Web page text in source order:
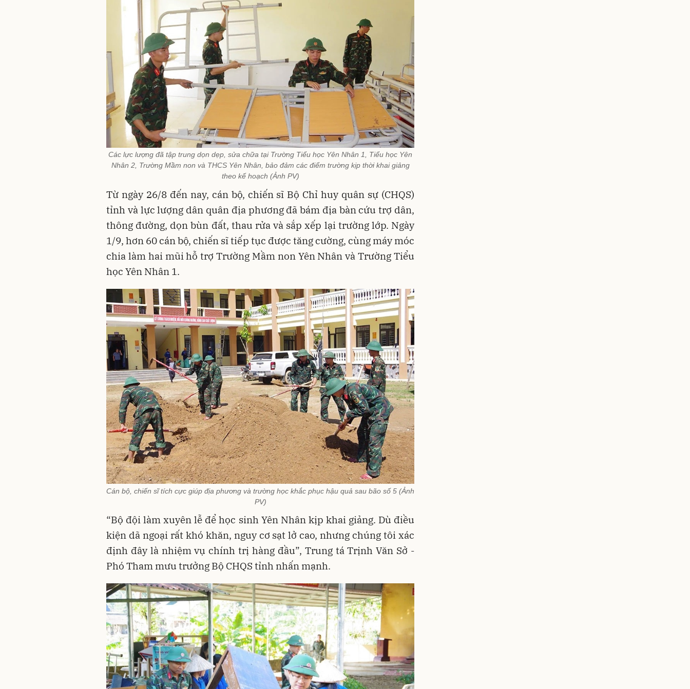
Các lực lượng đã tập trung dọn dẹp, sửa chữa tại Trường Tiểu học Yên Nhân 1, Tiểu học Yên
Nhân 2, Trường Mầm non và THCS Yên Nhân, bảo đảm các điểm trường kịp thời khai giảng
theo kế hoạch (Ảnh PV)
Từ ngày 26/8 đến nay, cán bộ, chiến sĩ Bộ Chỉ huy quân sự (CHQS)
tỉnh và lực lượng dân quân địa phương đã bám địa bàn cứu trợ dân,
thông đường, dọn bùn đất, thau rửa và sắp xếp lại trường lớp. Ngày
1/9, hơn 60 cán bộ, chiến sĩ tiếp tục được tăng cường, cùng máy móc
chia làm hai mũi hỗ trợ Trường Mầm non Yên Nhân và Trường Tiểu
học Yên Nhân 1.
Cán bộ, chiến sĩ tích cực giúp địa phương và trường học khắc phục hậu quả sau bão số 5 (Ảnh
PV)
“Bộ đội làm xuyên lễ để học sinh Yên Nhân kịp khai giảng. Dù điều
kiện dã ngoại rất khó khăn, nguy cơ sạt lở cao, nhưng chúng tôi xác
định đây là nhiệm vụ chính trị hàng đầu”, Trung tá Trịnh Văn Sở -
Phó Tham mưu trưởng Bộ CHQS tỉnh nhấn mạnh.